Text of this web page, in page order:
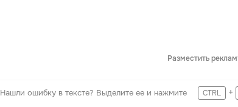
Разместить
Нашли ошибку в тексте? Выделите ее и нажмите CTRL +